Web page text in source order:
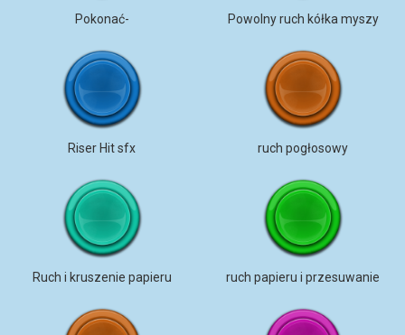
Pokonać- Powolny ruch kółka myszy
Riser Hit sfx ruch pogłosowy
Ruch i kruszenie papieru ruch papieru i przesuwanie